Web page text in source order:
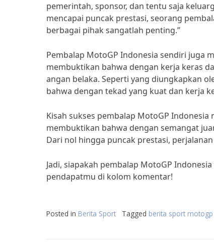
pemerintah, sponsor, dan tentu saja
mencapai puncak prestasi, seorang
berbagai pihak sangatlah penting.”
Pembalap MotoGP Indonesia sendiri juga
membuktikan bahwa dengan kerja keras
angan belaka. Seperti yang diungkapkan
bahwa dengan tekad yang kuat dan kerja
Kisah sukses pembalap MotoGP
membuktikan bahwa dengan semangat
Dari nol hingga puncak prestasi,
Jadi, siapakah pembalap MotoGP
pendapatmu di kolom komentar!
Posted in Berita Sport Tagged berita sport motogp